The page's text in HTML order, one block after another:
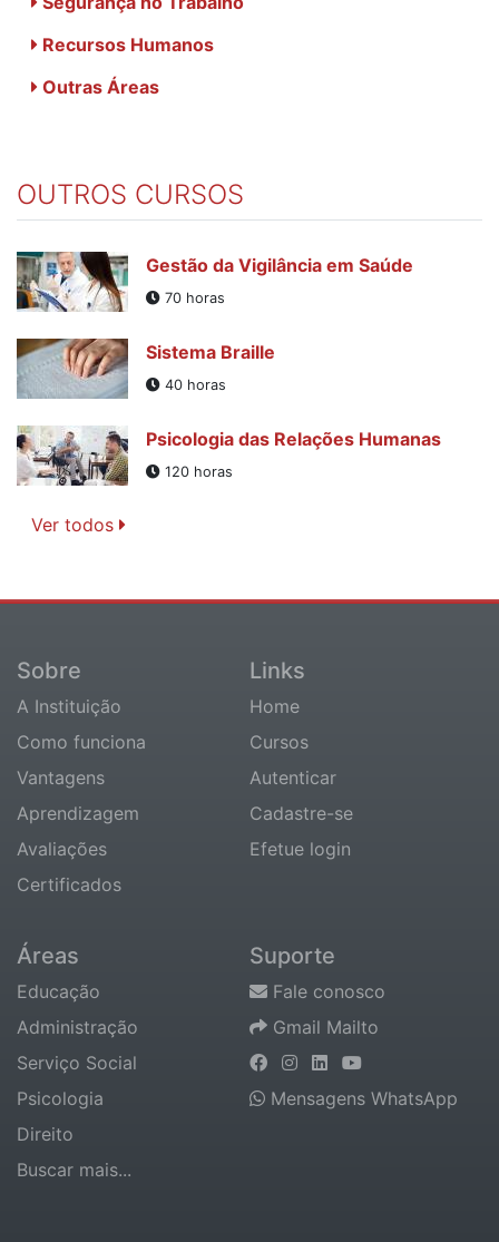
Recursos Humanos
Outras Áreas
OUTROS CURSOS
Gestão da Vigilância em Saúde
70 horas
Sistema Braille
40 horas
Psicologia das Relações Humanas
120 horas
Ver todos
Sobre
A Instituição
Como funciona
Vantagens
Aprendizagem
Avaliações
Certificados
Links
Home
Cursos
Autenticar
Cadastre-se
Efetue login
Áreas
Educação
Administração
Serviço Social
Psicologia
Direito
Buscar mais...
Suporte
Fale conosco
Gmail Mailto
Mensagens WhatsApp